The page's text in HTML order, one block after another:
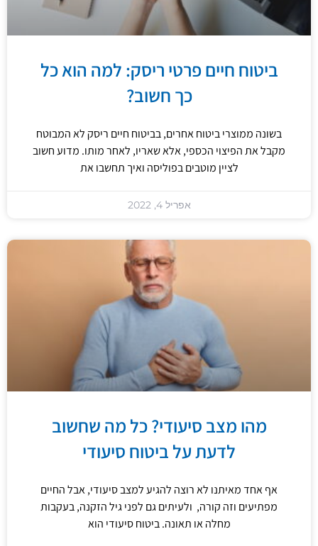
ביטוח חיים פרטי ריסק: למה הוא כל
כך חשוב?
בשונה ממוצרי ביטוח אחרים, בביטוח חיים ריסק לא המבוטח
מקבל את הפיצוי הכספי, אלא שאריו, לאחר מותו. מדוע חשוב
לציין מוטבים בפוליסה ואיך תחשבו את
אפריל 4, 2022
מהו מצב סיעודי? כל מה שחשוב
לדעת על ביטוח סיעודי
אף אחד מאיתנו לא רוצה להגיע למצב סיעודי, אבל החיים
מפתיעים וזה קורה, ולעיתים גם לפני גיל הזקנה, בעקבות
מחלה או תאונה. ביטוח סיעודי הוא